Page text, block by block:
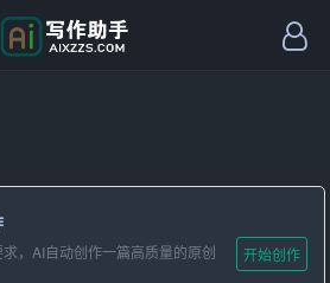
，AI自动创作一篇高质量的原创
开始创作